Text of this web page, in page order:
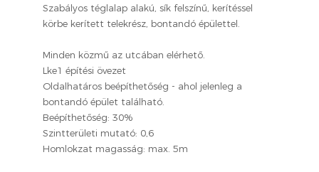
Szabályos téglalap alakú, sík felszínű, kerítéssel
körbe kerített telekrész, bontandó épülettel.
Minden közmű az utcában elérhető.
Lke1 építési övezet
Oldalhatáros beépíthetőség - ahol jelenleg a
bontandó épület található.
Beépíthetőség: 30%
Szintterületi mutató: 0,6
Homlokzat magasság: max. 5m